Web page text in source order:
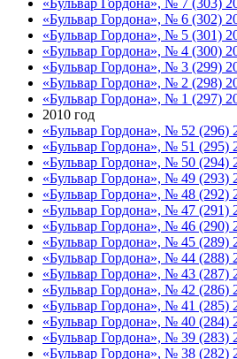
«Бульвар Гордона», № 6 (302)
«Бульвар Гордона», № 5 (301)
«Бульвар Гордона», № 4 (300)
«Бульвар Гордона», № 3 (299)
«Бульвар Гордона», № 2 (298)
«Бульвар Гордона», № 1 (297)
2010 год
«Бульвар Гордона», № 52 (296)
«Бульвар Гордона», № 51 (295)
«Бульвар Гордона», № 50 (294)
«Бульвар Гордона», № 49 (293)
«Бульвар Гордона», № 48 (292)
«Бульвар Гордона», № 47 (291)
«Бульвар Гордона», № 46 (290)
«Бульвар Гордона», № 45 (289)
«Бульвар Гордона», № 44 (288)
«Бульвар Гордона», № 43 (287)
«Бульвар Гордона», № 42 (286)
«Бульвар Гордона», № 41 (285)
«Бульвар Гордона», № 40 (284)
«Бульвар Гордона», № 39 (283)
«Бульвар Гордона», № 38 (282)